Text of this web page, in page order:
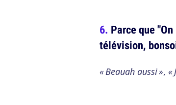
Parce que
télévision,
« Beauah aussi », «